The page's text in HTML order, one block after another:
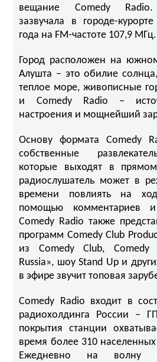
вещание Comedy Radio.
зазвучала в городе-
года на FM-частоте 107,9 МГц.
Город расположен на
Алушта – это обилие
теплое море, живописные
и Comedy Radio –
настроения и мощнейший
Основу формата Comedy
собственные
которые выходят в
радиослушатель может в
времени повлиять на
помощью комментариев
Comedy Radio также
программ Comedy Club
из Comedy Club, Comedy
Russia», шоу Stand Up и
в эфире звучит топовая
Comedy Radio входит в
радиохолдинга России –
покрытия станции
время более 310 населенных
Ежедневно на волну